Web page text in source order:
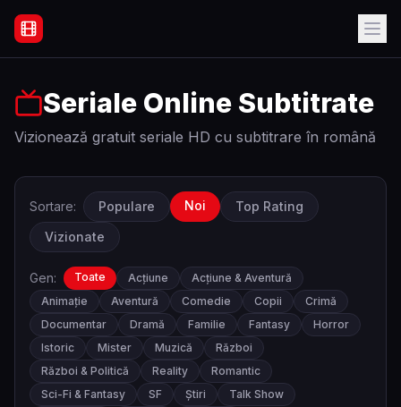
Filme Online Subtitrate - Acasă
Seriale Online Subtitrate
Vizionează gratuit seriale HD cu subtitrare în română
Sortare: Populare Noi
Top Rating
Vizionate
Gen: Toate Acțiune
Acțiune & Aventură
Animație
Aventură Comedie Copii
Crimă
Documentar
Dramă Familie Fantasy
Horror
Istoric
Mister Muzică
Război
Război & Politică
Reality
Romantic
Sci-Fi & Fantasy
SF Știri
Talk Show